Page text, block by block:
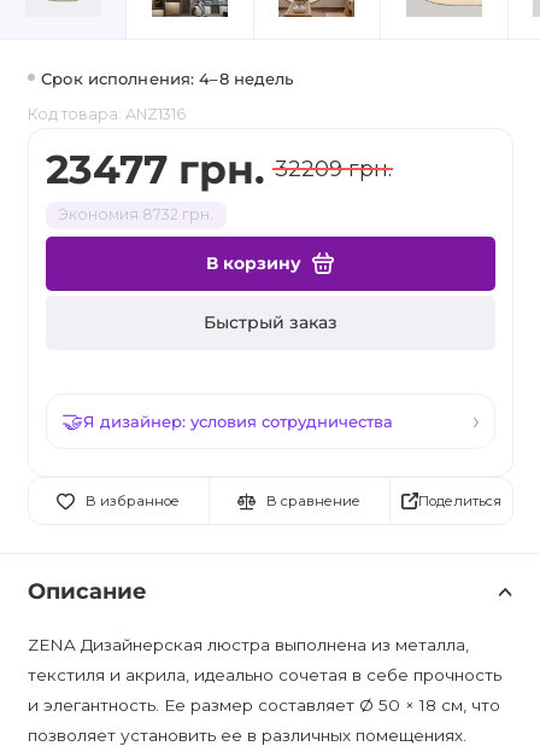
Срок исполнения: 4–8 недель
Код товара: ANZ1316
23477 грн. 32209 грн.
Экономия 8732 грн.
В корзину
Быстрый заказ
Я дизайнер: условия сотрудничества
В избранное В сравнение Поделиться
Описание
ZENA Дизайнерская люстра выполнена из металла,
текстиля и акрила, идеально сочетая в себе прочность
и элегантность. Ее размер составляет Ø 50 × 18 см, что
позволяет установить ее в различных помещениях.